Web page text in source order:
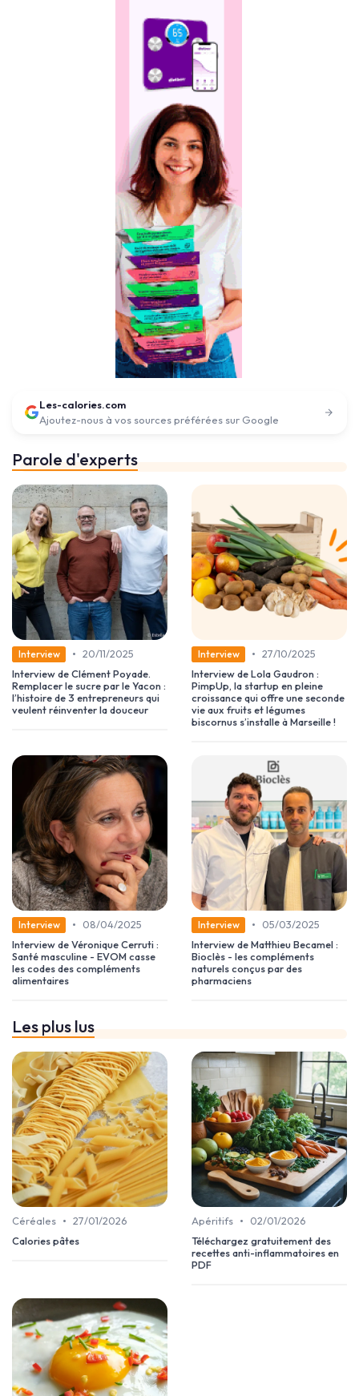
Les-calories.com
Ajoutez-nous à vos sources préférées sur Google
Parole d'experts
Interview • 20/11/2025
Interview de Clément Poyade.
Remplacer le sucre par le Yacon :
l’histoire de 3 entrepreneurs qui
veulent réinventer la douceur
Interview • 27/10/2025
Interview de Lola Gaudron :
PimpUp, la startup en pleine
croissance qui offre une seconde
vie aux fruits et légumes
biscornus s’installe à Marseille !
Interview •
08/04/2025
Interview de Véronique Cerruti :
Santé masculine - EVOM casse
les codes des compléments
alimentaires
Interview •
05/03/2025
Interview de Matthieu Becamel :
Bioclès - les compléments
naturels conçus par des
pharmaciens
Les plus lus
Céréales • 27/01/2026
Calories pâtes
Apéritifs •
02/01/2026
Téléchargez gratuitement des
recettes anti-inflammatoires en
PDF